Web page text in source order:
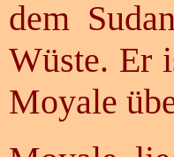
dem
Wüste. Er
Moyale